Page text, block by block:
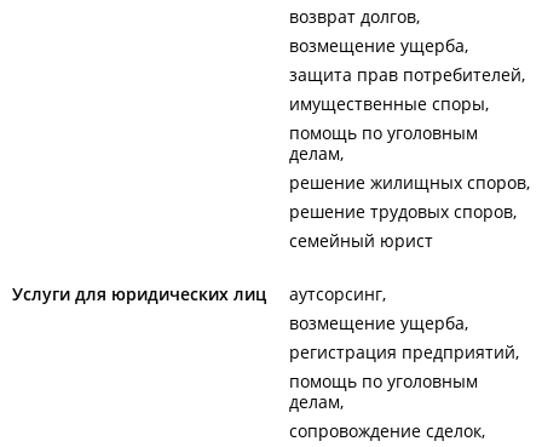
возврат долгов
возмещение ущерба
защита прав потребителей
имущественные споры
помощь по уголовным
делам
решение жилищных споров
решение трудовых споров
семейный юрист
Услуги для юридических лиц
аутсорсинг
возмещение ущерба
регистрация предприятий
помощь по уголовным
делам
сопровождение сделок